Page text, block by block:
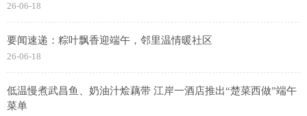
26-06-18
要闻速递：粽叶飘香迎端午，邻里温情暖社区
26-06-18
低温慢煮武昌鱼、奶油汁烩藕带 江岸一酒店推出“楚菜西做”端午
菜单